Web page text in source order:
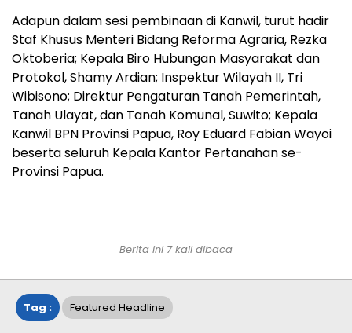
Adapun dalam sesi pembinaan di Kanwil, turut hadir
Staf Khusus Menteri Bidang Reforma Agraria, Rezka
Oktoberia; Kepala Biro Hubungan Masyarakat dan
Protokol, Shamy Ardian; Inspektur Wilayah II, Tri
Wibisono; Direktur Pengaturan Tanah Pemerintah,
Tanah Ulayat, dan Tanah Komunal, Suwito; Kepala
Kanwil BPN Provinsi Papua, Roy Eduard Fabian Wayoi
beserta seluruh Kepala Kantor Pertanahan se-
Provinsi Papua.
Berita ini 7 kali dibaca
Tag : Featured Headline